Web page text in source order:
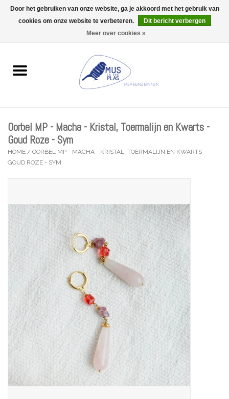
0 Artikelen - €0,00
Wenskaarten
Lifestyle
Kleine gelukjes
Thema
Pasen
Koopjes
Cadeaubonnen
Blog
Oorbel MP - Macha - Kristal, Toermalijn en Kwarts -
Goud Roze - Sym
HOME / OORBEL MP - MACHA - KRISTAL, TOERMALIJN EN KWARTS -
GOUD ROZE - SYM
Door het gebruiken van onze website, ga je akkoord met het gebruik van
cookies om onze website te verbeteren.
Dit bericht verbergen
Meer over cookies »
Wij zijn uitzonderlijk gesloten op Do 06/08 en Do 13/08